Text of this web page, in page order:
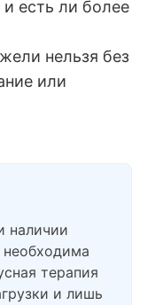
есть ли более
нельзя без
или
наличии
терапия
и лишь